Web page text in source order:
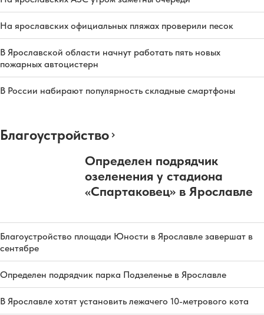
На ярославских официальных пляжах проверили песок
В Ярославской области начнут работать пять новых
пожарных автоцистерн
В России набирают популярность складные смартфоны
Благоустройство
Определен подрядчик
озеленения у стадиона
«Спартаковец» в Ярославле
Благоустройство площади Юности в Ярославле завершат в
сентябре
Определен подрядчик парка Подзеленье в Ярославле
В Ярославле хотят установить лежачего 10-метрового кота